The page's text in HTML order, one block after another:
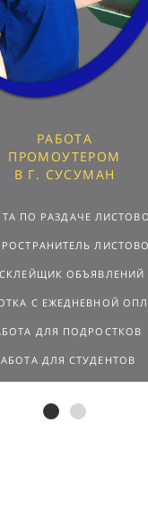
РАБОТА
ПРОМОУТЕРОМ
В Г. СУСУМАН
ПО РАЗДАЧЕ
ОБЪЯВЛЕНИЙ
С ЕЖЕДНЕВНОЙ
ДЛЯ ПОДРОСТКОВ
ДЛЯ СТУДЕНТОВ